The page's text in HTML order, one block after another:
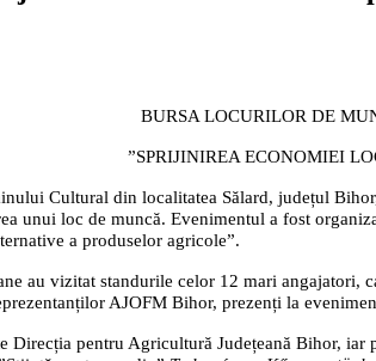
BURSA LOCURILOR DE
”SPRIJINIREA ECONOMIEI
Cultural din localitatea Sălard, județul
unui loc de muncă. Evenimentul a fost
a produselor agricole”.
au vizitat standurile celor 12 mari
AJOFM Bihor, prezenți la
Direcția pentru Agricultură Județeană Bihor,